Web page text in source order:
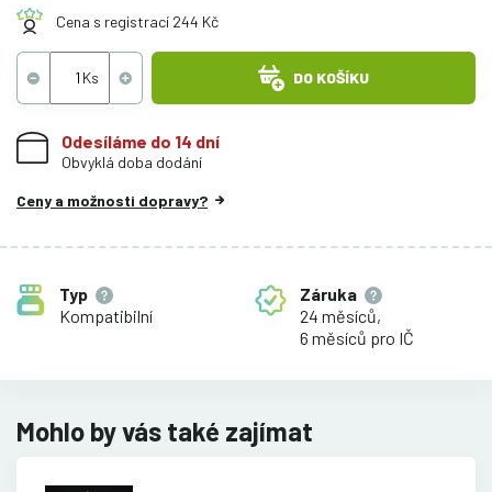
Cena s registrací 244 Kč
DO KOŠÍKU
Odesíláme do 14 dní
Obvyklá doba dodání
Ceny a možnosti dopravy?
Typ
Kompatibilní
Záruka
24 měsíců,
6 měsíců pro IČ
Mohlo by vás také zajímat